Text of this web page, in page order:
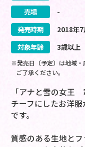
売場
-
発売時期
2018年7
対象年齢
3歳以上
※発売日（予定）は地域・
ご了承ください。
「アナと雪の女王
チーフにしたお洋
です。
質感のある生地とフ